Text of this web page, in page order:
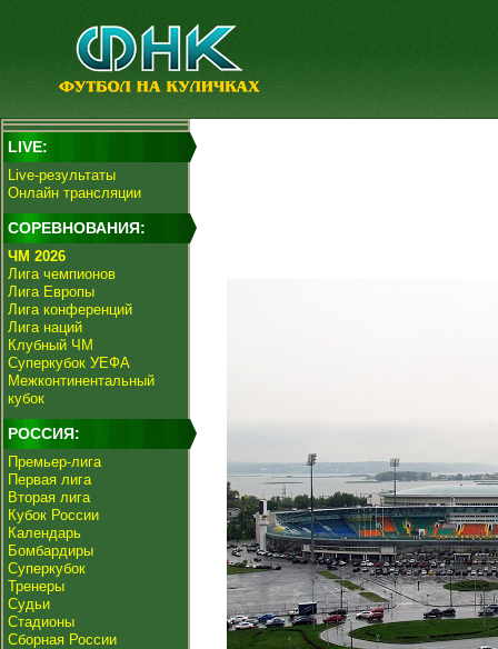
LIVE:
Live-результаты
Онлайн трансляции
СОРЕВНОВАНИЯ:
ЧМ 2026
Лига чемпионов
Лига Европы
Лига конференций
Лига наций
Клубный ЧМ
Суперкубок УЕФА
Межконтинентальный
кубок
РОССИЯ:
Премьер-лига
Первая лига
Вторая лига
Кубок России
Календарь
Бомбардиры
Суперкубок
Тренеры
Судьи
Стадионы
Сборная России